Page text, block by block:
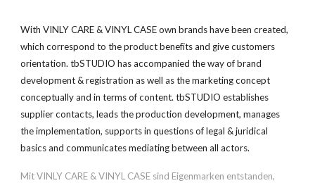
With VINLY CARE & VINYL CASE own brands have been created,
which correspond to the product benefits and give customers
orientation. tbSTUDIO has accompanied the way of brand
development & registration as well as the marketing concept
conceptually and in terms of content. tbSTUDIO establishes
supplier contacts, leads the production development, manages
the implementation, supports in questions of legal & juridical
basics and communicates mediating between all actors.
MitVINLY CARE & VINYL CASE sind Eigenmarken entstanden,